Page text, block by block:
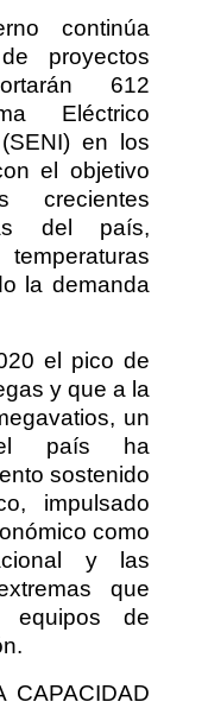
continúa
proyectos
612
Eléctrico
en los
el objetivo
del país,
la demanda
el pico de
y que a la
un
país ha
sostenido
impulsado
como
y las
que
equipos de
CAPACIDAD